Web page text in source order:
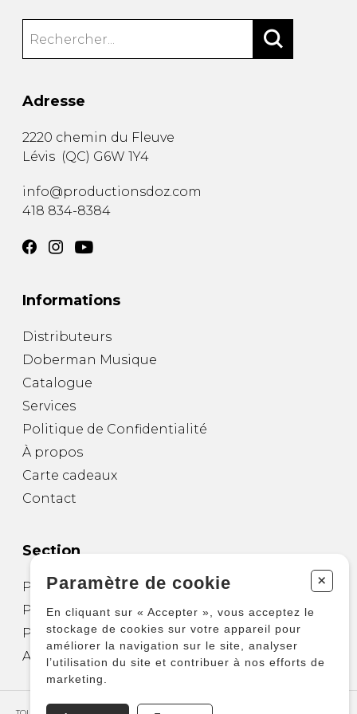
Adresse
2220 chemin du Fleuve
Lévis (QC) G6W 1Y4
info@productionsdoz.com
418 834-8384
Informations
Distributeurs
Doberman Musique
Catalogue
Services
Politique de Confidentialité
À propos
Carte cadeaux
Contact
Section
Partitions pour guitare
Partitions pour autres instruments
Partitions pour ensembles
Autres produits
Paramètre de cookie +
En cliquant sur « Accepter », vous acceptez le
stockage de cookies sur votre appareil pour
améliorer la navigation sur le site, analyser
l’utilisation du site et contribuer à nos efforts de
marketing.